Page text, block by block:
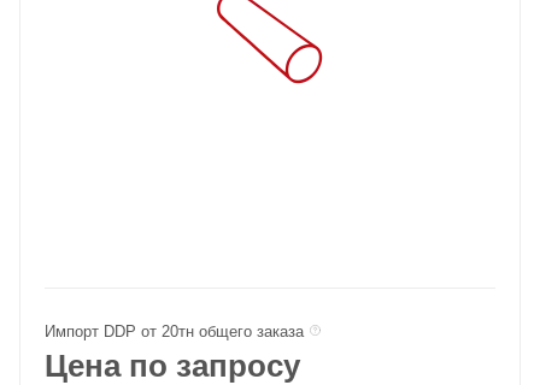
Импорт DDP от 20тн общего заказа
Цена по запросу